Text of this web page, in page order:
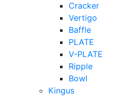
Cracker
Vertigo
Baffle
PLATE
V-PLATE
Ripple
Bowl
Kingus